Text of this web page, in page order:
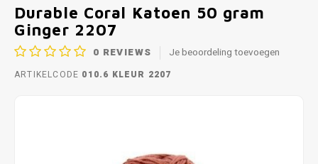
Durable Coral Katoen 50 gram
Ginger 2207
0 REVIEWS Je beoordeling toevoegen
ARTIKELCODE 010.6 KLEUR 2207